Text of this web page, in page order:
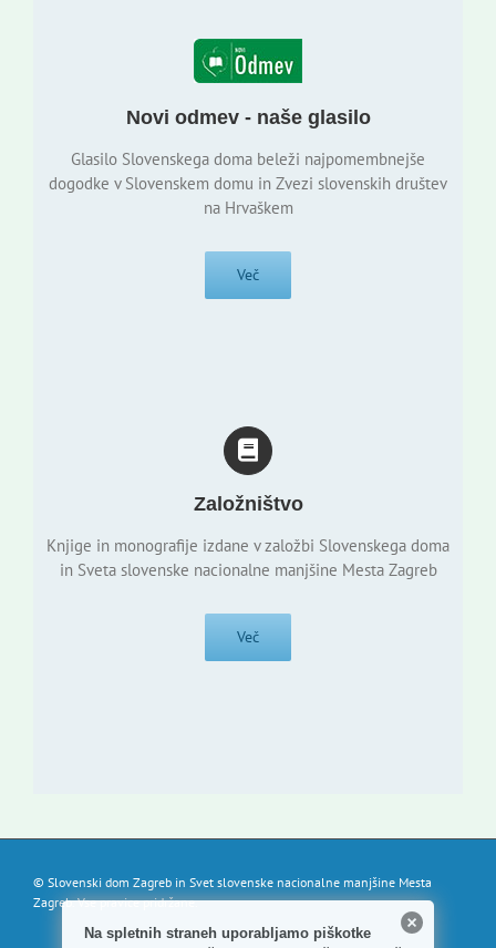
Novi odmev - naše glasilo
Glasilo Slovenskega doma beleži najpomembnejše
dogodke v Slovenskem domu in Zvezi slovenskih društev
na Hrvaškem
Več
Založništvo
Knjige in monografije izdane v založbi Slovenskega doma
in Sveta slovenske nacionalne manjšine Mesta Zagreb
Več
© Slovenski dom Zagreb in Svet slovenske nacionalne manjšine Mesta
Zagreb. Vse pravice pridržane.
Na spletnih straneh uporabljamo piškotke